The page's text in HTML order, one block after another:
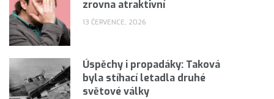
zrovna atraktivní
13 ČERVENCE, 2026
Úspěchy i propadáky: Taková
byla stíhací letadla druhé
světové války